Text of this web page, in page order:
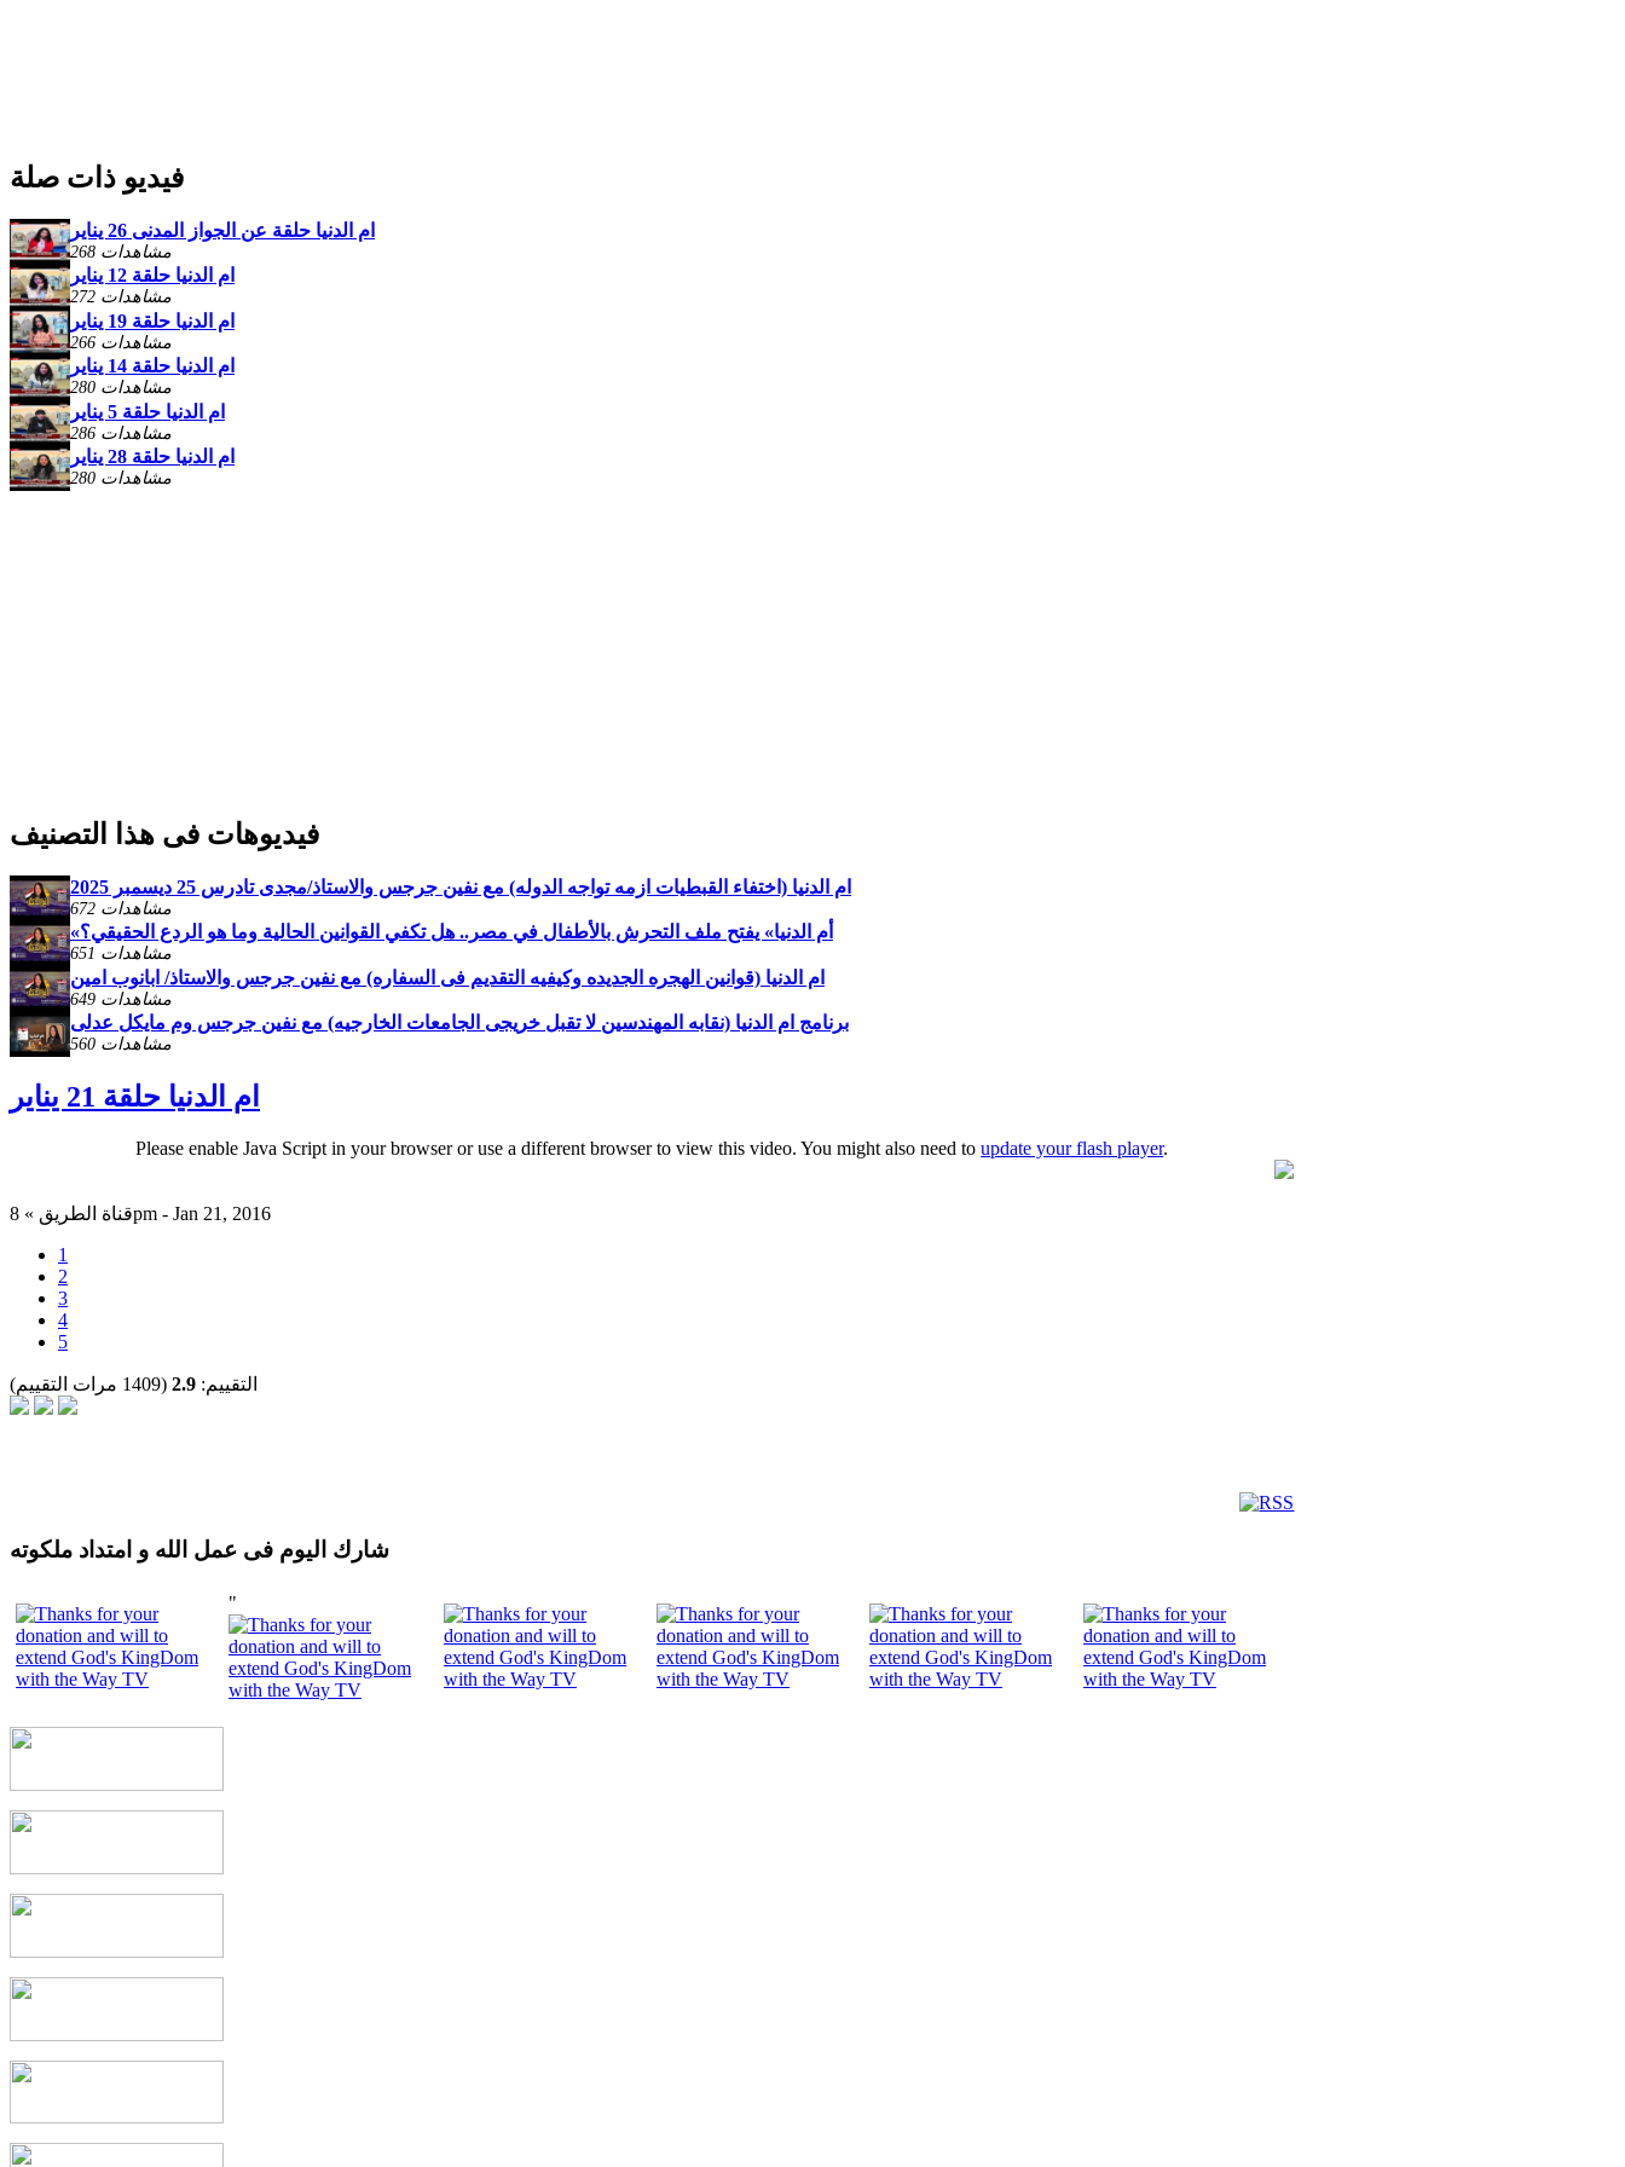
فيديو ذات صلة
ام الدنيا حلقة عن الجواز المدنى 26 يناير
268 مشاهدات
ام الدنيا حلقة 12 يناير
272 مشاهدات
ام الدنيا حلقة 19 يناير
266 مشاهدات
ام الدنيا حلقة 14 يناير
280 مشاهدات
ام الدنيا حلقة 5 يناير
286 مشاهدات
ام الدنيا حلقة 28 يناير
280 مشاهدات
فيديوهات فى هذا التصنيف
ام الدنيا (اختفاء القبطيات ازمه تواجه الدوله) مع نفين جرجس والاستاذ/مجدى تادرس 25 ديسمبر 2025
672 مشاهدات
«أم الدنيا» يفتح ملف التحرش بالأطفال في مصر.. هل تكفي القوانين الحالية وما هو الردع الحقيقي؟
651 مشاهدات
ام الدنيا (قوانين الهجره الجديده وكيفيه التقديم فى السفاره) مع نفين جرجس والاستاذ/ ابانوب امين
649 مشاهدات
برنامج ام الدنيا (نقابه المهندسين لا تقبل خريجى الجامعات الخارجيه) مع نفين جرجس وم مايكل عدلى
560 مشاهدات
ام الدنيا حلقة 21 يناير
Please enable Java Script in your browser or use a different browser to view this video. You might also need toupdate your flash player.
قناة الطريق » 8pm - Jan 21, 2016
1
2
3
4
5
التقييم: 2.9 (1409 مرات التقييم)
شارك اليوم فى عمل الله و امتداد ملكوته
"